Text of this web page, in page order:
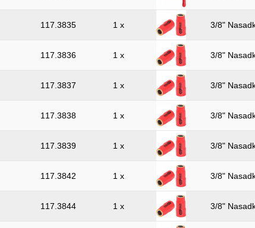
117.3835 1 x 3/8"
117.3836 1 x 3/8"
117.3837 1 x 3/8"
117.3838 1 x 3/8"
117.3839 1 x 3/8"
117.3842 1 x 3/8"
117.3844 1 x 3/8"